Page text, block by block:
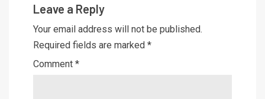
Leave a Reply
Your email address will not be published.
Required fields are marked *
Comment *